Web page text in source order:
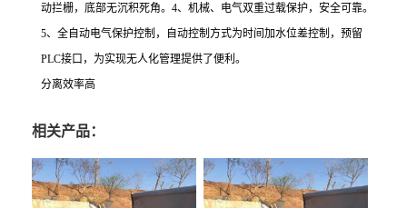
动拦栅，底部无沉积死角。4、机械、电气双重过载保护，安全可靠。
5、全自动电气保护控制，自动控制方式为时间加水位差控制，预留
PLC接口，为实现无人化管理提供了便利。
分离效率高
相关产品：